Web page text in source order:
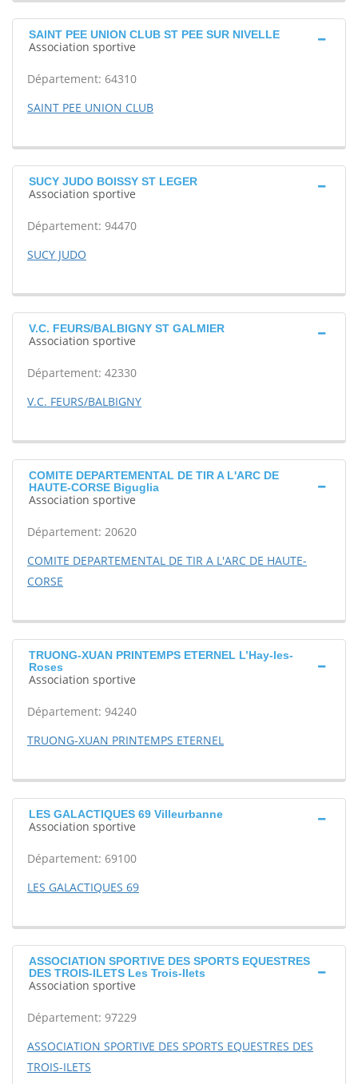
SAINT PEE UNION CLUB ST PEE SUR NIVELLE
Association sportive
Département: 64310
SAINT PEE UNION CLUB
SUCY JUDO BOISSY ST LEGER
Association sportive
Département: 94470
SUCY JUDO
V.C. FEURS/BALBIGNY ST GALMIER
Association sportive
Département: 42330
V.C. FEURS/BALBIGNY
COMITE DEPARTEMENTAL DE TIR A L'ARC DE
HAUTE-CORSE Biguglia
Association sportive
Département: 20620
COMITE DEPARTEMENTAL DE TIR A L'ARC DE HAUTE-
CORSE
TRUONG-XUAN PRINTEMPS ETERNEL L’Hay-les-
Roses
Association sportive
Département: 94240
TRUONG-XUAN PRINTEMPS ETERNEL
LES GALACTIQUES 69 Villeurbanne
Association sportive
Département: 69100
LES GALACTIQUES 69
ASSOCIATION SPORTIVE DES SPORTS EQUESTRES
DES TROIS-ILETS Les Trois-Ilets
Association sportive
Département: 97229
ASSOCIATION SPORTIVE DES SPORTS EQUESTRES DES
TROIS-ILETS